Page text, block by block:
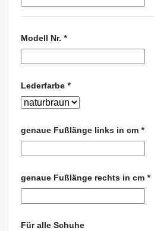
Modell Nr. *
Lederfarbe *
genaue Fußlänge links in cm *
genaue Fußlänge rechts in cm *
Für alle Schuhe